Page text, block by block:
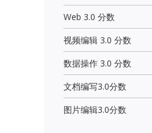
Web 3.0 分数
视频编辑 3.0 分数
数据操作 3.0 分数
文档编写3.0分数
图片编辑3.0分数